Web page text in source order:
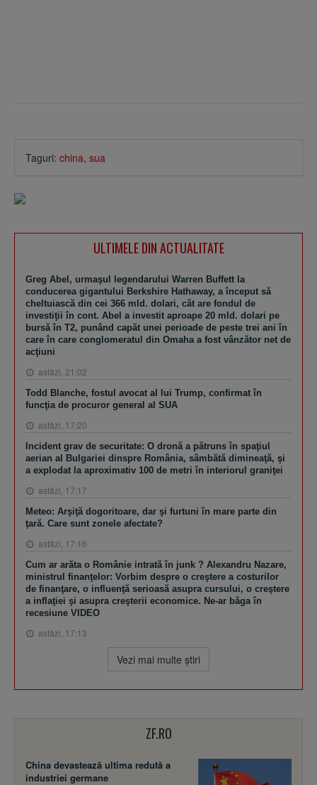
Taguri: china, sua
ULTIMELE DIN ACTUALITATE
Greg Abel, urmaşul legendarului Warren Buffett la
conducerea gigantului Berkshire Hathaway, a început să
cheltuiască din cei 366 mld. dolari, cât are fondul de
investiţii în cont. Abel a investit aproape 20 mld. dolari pe
bursă în T2, punând capăt unei perioade de peste trei ani în
care în care conglomeratul din Omaha a fost vânzător net de
acţiuni
astăzi, 21:02
Todd Blanche, fostul avocat al lui Trump, confirmat în
funcţia de procuror general al SUA
astăzi, 17:20
Incident grav de securitate: O dronă a pătruns în spaţiul
aerian al Bulgariei dinspre România, sâmbătă dimineaţă, şi
a explodat la aproximativ 100 de metri în interiorul graniţei
astăzi, 17:17
Meteo: Arşiţă dogoritoare, dar şi furtuni în mare parte din
ţară. Care sunt zonele afectate?
astăzi, 17:16
Cum ar arăta o Românie intrată în junk ? Alexandru Nazare,
ministrul finanţelor: Vorbim despre o creştere a costurilor
de finanţare, o influenţă serioasă asupra cursului, o creştere
a inflaţiei şi asupra creşterii economice. Ne-ar băga în
recesiune VIDEO
astăzi, 17:13
Vezi mai multe ştiri
ZF.RO
China devastează ultima redută a
industriei germane